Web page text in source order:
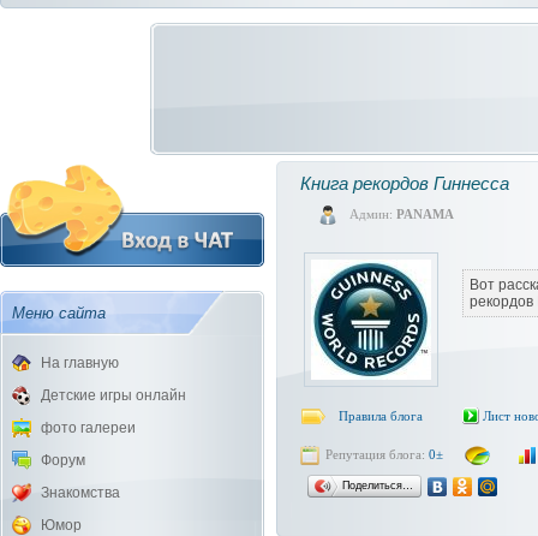
Меню сайта
На главную
Детские игры онлайн
фото галереи
Форум
Знакомства
Юмор
Книга рекордов Гиннесса
Админ: PANAMA
Вот
рекордов
Правила блога Лист
Репутация блога: 0±
Поделиться…